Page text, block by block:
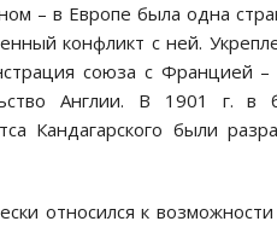
– в Европе была одна
конфликт с ней.
союза с Францией
Англии. В 1901 г. в
Кандагарского были
относился к